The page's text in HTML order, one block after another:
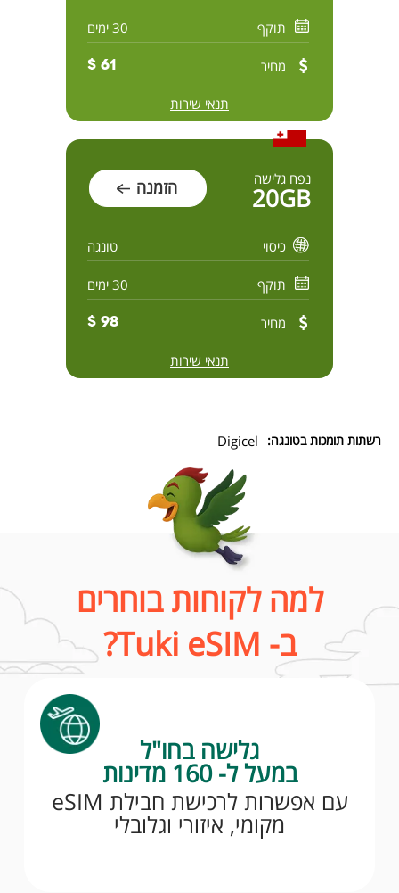
תוקף 30 ימים
מחיר 61 $
תנאי שירות
נפח גלישה
20GB הזמנה
כיסוי טונגה
תוקף 30 ימים
מחיר 98 $
תנאי שירות
רשתות תומכות בטונגה: Digicel
למה לקוחות בוחרים
ב- Tuki eSIM?
גלישה בחו"ל
במעל ל- 160 מדינות
עם אפשרות לרכישת חבילת eSIM
מקומי, איזורי וגלובלי